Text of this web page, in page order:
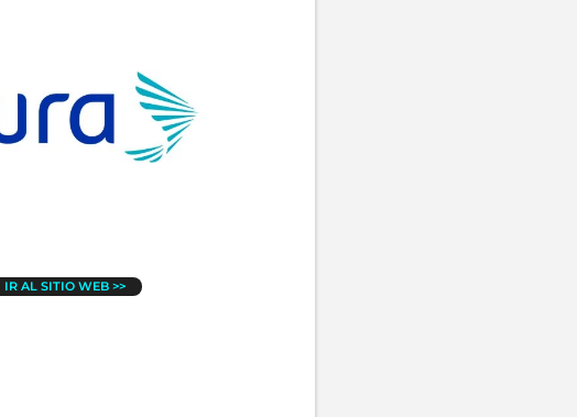
IR AL SITIO WEB >>